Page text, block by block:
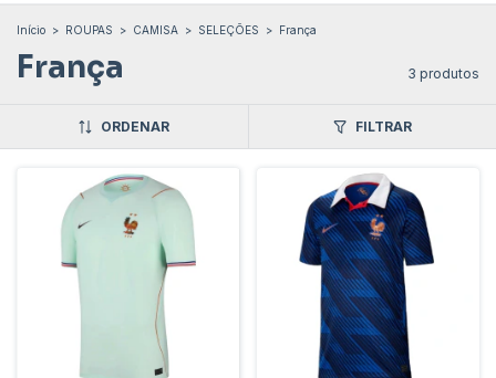
Início > ROUPAS > CAMISA > SELEÇÕES > França
França 3 produtos
ORDENAR FILTRAR